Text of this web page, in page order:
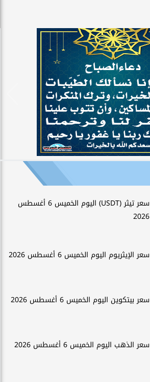
سعر تيثر (USDT) اليوم الخميس 6 أغسطس
2026
سعر الإيثريوم اليوم الخميس 6 أغسطس 2026
سعر بيتكوين اليوم الخميس 6 أغسطس 2026
سعر الذهب اليوم الخميس 6 أغسطس 2026